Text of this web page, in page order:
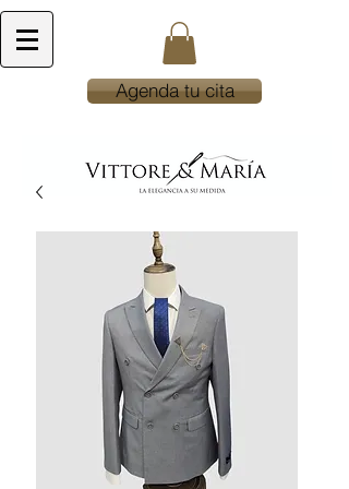
Agenda tu cita